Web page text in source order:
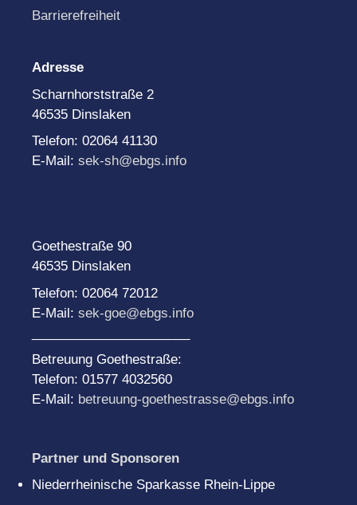
Barrierefreiheit
Adresse
Scharnhorststraße 2
46535 Dinslaken
Telefon: 02064 41130
E-Mail: sek-sh@ebgs.info
Goethestraße 90
46535 Dinslaken
Telefon: 02064 72012
E-Mail: sek-goe@ebgs.info
Betreuung Goethestraße:
Telefon: 01577 4032560
E-Mail: betreuung-goethestrasse@ebgs.info
Partner und Sponsoren
Niederrheinische Sparkasse Rhein-Lippe